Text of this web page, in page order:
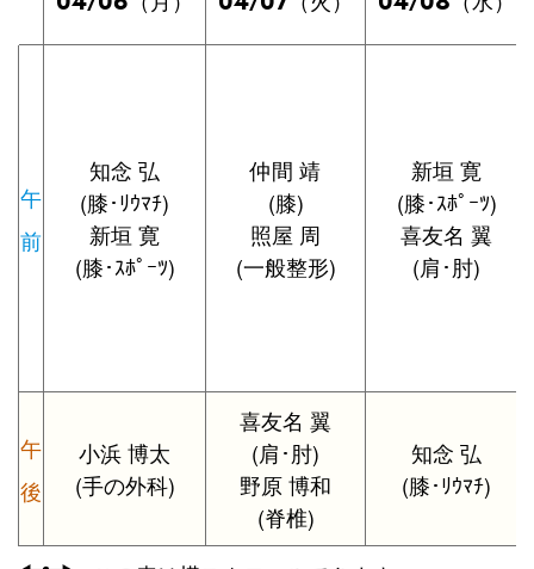
午
前
知念 弘
(膝･ﾘｳﾏﾁ)
新垣 寛
(膝･ｽﾎﾟｰﾂ)
仲間 靖
(膝)
照屋 周
(一般整形)
新垣 寛
(膝･ｽﾎﾟｰﾂ)
喜友名 翼
(肩･肘)
午
後
小浜 博太
(手の外科)
喜友名 翼
(肩･肘)
野原 博和
(脊椎)
知念 弘
(膝･ﾘｳﾏﾁ)